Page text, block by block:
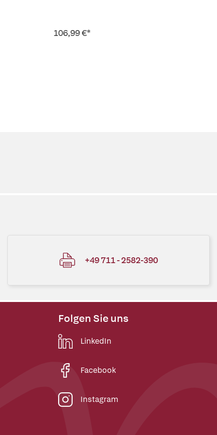
106,99 €*
+49 711 - 2582-390
Folgen Sie uns
LinkedIn
Facebook
Instagram